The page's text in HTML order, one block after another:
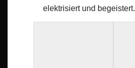
elektrisiert und begeistert.